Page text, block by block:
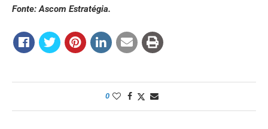
Fonte: Ascom Estratégia.
0